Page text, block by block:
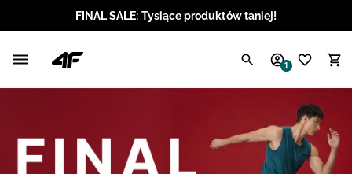
FINAL SALE: Tysiące produktów taniej!
1